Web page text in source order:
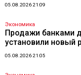
05.08.2026 21:09
Экономика
Продажи банками
установили новый
05.08.2026 21:05